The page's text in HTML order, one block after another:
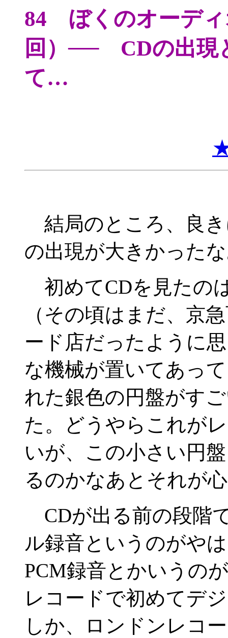
84 ぼくのオーデ
回）── CDの出現
て…
結局のところ、良
の出現が大きかった
初めてCDを見たの
（その頃はまだ、京
ード店だったように
な機械が置いてあっ
れた銀色の円盤がす
た。どうやらこれが
いが、この小さい円
るのかなあとそれが
CDが出る前の段階
ル録音というのがや
PCM録音とかいうの
レコードで初めてデ
しか、ロンドンレコ